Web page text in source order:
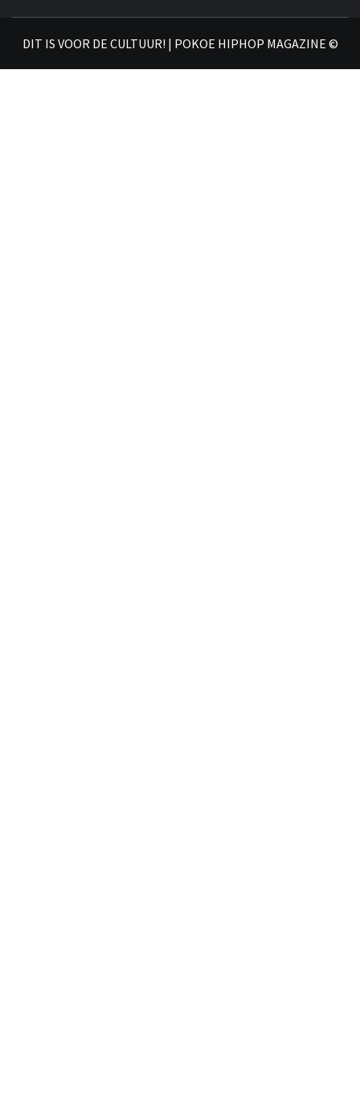
DIT IS VOOR DE CULTUUR! | POKOE HIPHOP MAGAZINE ©